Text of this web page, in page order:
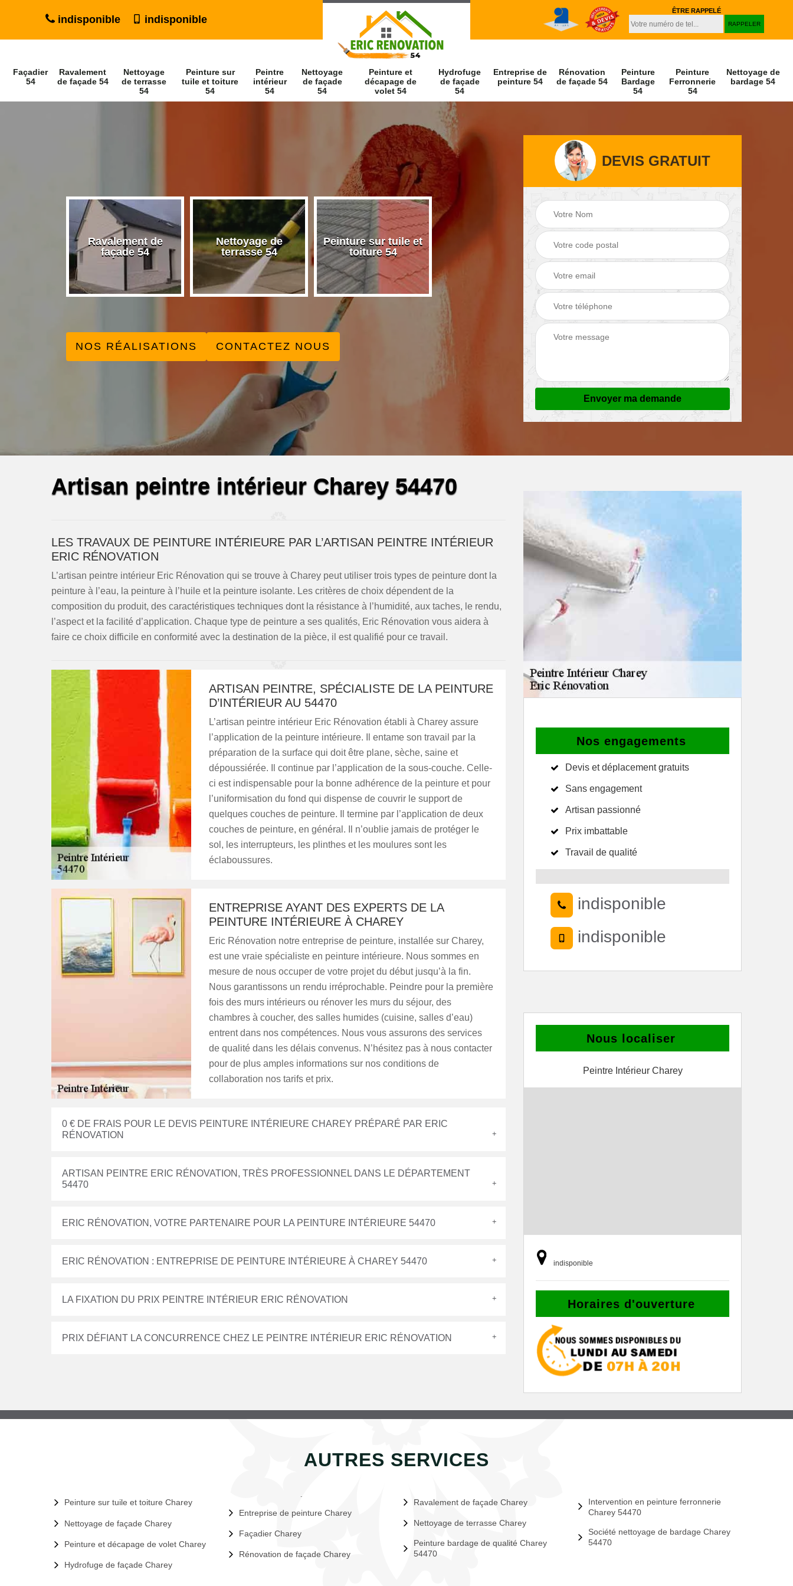
indisponible indisponible
ÊTRE RAPPELÉ
Façadier
54
Ravalement
de façade 54
Nettoyage
de terrasse
54
Peinture sur
tuile et toiture
54
Peintre
intérieur
54
Nettoyage
de façade
54
Peinture et
décapage de
volet 54
Hydrofuge
de façade
54
Entreprise de
peinture 54
Rénovation
de façade 54
Peinture
Bardage
54
Peinture
Ferronnerie
54
Nettoyage de
bardage 54
Ravalement de
façade 54
Nettoyage de
terrasse 54
Peinture sur tuile et
toiture 54
Peintre intérieur 54
Nettoyage de
façade 54
Peinture et
décapage de volet
NOS RÉALISATIONS CONTACTEZ NOUS
DEVIS GRATUIT
Artisan peintre intérieur Charey 54470
LES TRAVAUX DE PEINTURE INTÉRIEURE PAR L’ARTISAN PEINTRE INTÉRIEUR
ERIC RÉNOVATION
L’artisan peintre intérieur Eric Rénovation qui se trouve à Charey peut utiliser trois types de peinture dont la
peinture à l’eau, la peinture à l’huile et la peinture isolante. Les critères de choix dépendent de la
composition du produit, des caractéristiques techniques dont la résistance à l’humidité, aux taches, le rendu,
l’aspect et la facilité d’application. Chaque type de peinture a ses qualités, Eric Rénovation vous aidera à
faire ce choix difficile en conformité avec la destination de la pièce, il est qualifié pour ce travail.
ARTISAN PEINTRE, SPÉCIALISTE DE LA PEINTURE
D’INTÉRIEUR AU 54470
L’artisan peintre intérieur Eric Rénovation établi à Charey assure
l’application de la peinture intérieure. Il entame son travail par la
préparation de la surface qui doit être plane, sèche, saine et
dépoussiérée. Il continue par l’application de la sous-couche. Celle-
ci est indispensable pour la bonne adhérence de la peinture et pour
l’uniformisation du fond qui dispense de couvrir le support de
quelques couches de peinture. Il termine par l’application de deux
couches de peinture, en général. Il n’oublie jamais de protéger le
sol, les interrupteurs, les plinthes et les moulures sont les
éclaboussures.
ENTREPRISE AYANT DES EXPERTS DE LA
PEINTURE INTÉRIEURE À CHAREY
Eric Rénovation notre entreprise de peinture, installée sur Charey,
est une vraie spécialiste en peinture intérieure. Nous sommes en
mesure de nous occuper de votre projet du début jusqu’à la fin.
Nous garantissons un rendu irréprochable. Peindre pour la première
fois des murs intérieurs ou rénover les murs du séjour, des
chambres à coucher, des salles humides (cuisine, salles d’eau)
entrent dans nos compétences. Nous vous assurons des services
de qualité dans les délais convenus. N’hésitez pas à nous contacter
pour de plus amples informations sur nos conditions de
collaboration nos tarifs et prix.
0 € DE FRAIS POUR LE DEVIS PEINTURE INTÉRIEURE CHAREY PRÉPARÉ PAR ERIC
RÉNOVATION
ARTISAN PEINTRE ERIC RÉNOVATION, TRÈS PROFESSIONNEL DANS LE DÉPARTEMENT
54470
ERIC RÉNOVATION, VOTRE PARTENAIRE POUR LA PEINTURE INTÉRIEURE 54470
ERIC RÉNOVATION : ENTREPRISE DE PEINTURE INTÉRIEURE À CHAREY 54470
LA FIXATION DU PRIX PEINTRE INTÉRIEUR ERIC RÉNOVATION
PRIX DÉFIANT LA CONCURRENCE CHEZ LE PEINTRE INTÉRIEUR ERIC RÉNOVATION
Nos engagements
Devis et déplacement gratuits
Sans engagement
Artisan passionné
Prix imbattable
Travail de qualité
indisponible
indisponible
Nous localiser
Peintre Intérieur Charey
indisponible
Horaires d'ouverture
AUTRES SERVICES
Peinture sur tuile et toiture Charey
Nettoyage de façade Charey
Peinture et décapage de volet Charey
Hydrofuge de façade Charey
Entreprise de peinture Charey
Façadier Charey
Rénovation de façade Charey
Ravalement de façade Charey
Nettoyage de terrasse Charey
Peinture bardage de qualité Charey
54470
Intervention en peinture ferronnerie
Charey 54470
Société nettoyage de bardage Charey
54470